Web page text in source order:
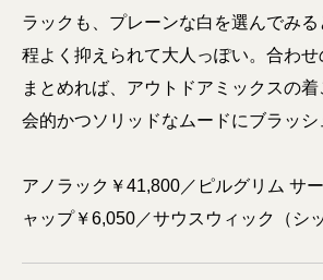
ラックも、プレーンな白を選んでみ
程よく抑えられて大人っぽい。合わ
まとめれば、アウトドアミックスの
会的かつソリッドなムードにブラッシ
アノラック￥41,800／ピルグリム サ
ャップ￥6,050／サウスウィック（シ